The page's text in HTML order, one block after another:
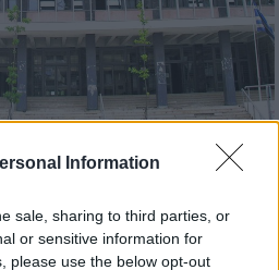
Information
sale, sharing to third parties, or
or sensitive information for
please use the below opt-out
ΕΘΝΟΣ στη Google
την Τετάρτη
ανακριτή